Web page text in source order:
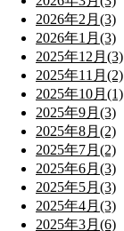
2026年2月(3)
2026年1月(3)
2025年12月(3)
2025年11月(2)
2025年10月(1)
2025年9月(3)
2025年8月(2)
2025年7月(2)
2025年6月(3)
2025年5月(3)
2025年4月(3)
2025年3月(6)